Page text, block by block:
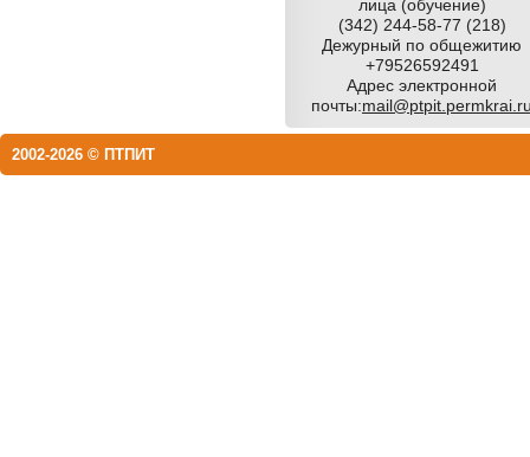
лица (обучение)
(342) 244-58-77 (218)
Дежурный по общежитию
+79526592491
Адрес электронной
почты:
2002-2026 © ПТПИТ